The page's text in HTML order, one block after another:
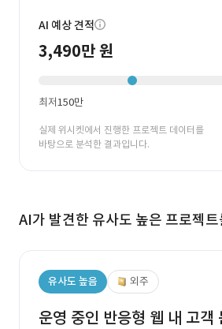
AI 예상 견적
3,490만 원
최저150만
실제 위시켓에서 진행한 프로젝트 데이터를
바탕으로 분석한 결과입니다.
AI가 발견한 유사도 높은 프로젝
유사도 높음 외주
운영 중인 반응형 웹 내 고객